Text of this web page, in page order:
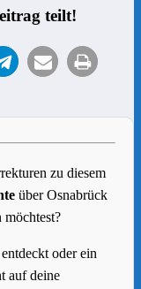
teilt!
zu diesem
über Osnabrück
entdeckt oder ein
auf deine